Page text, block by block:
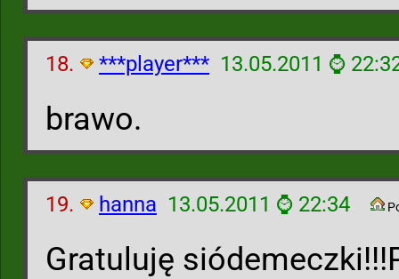
18. ***player*** 13.05.2011 ⌚
brawo.
19. hanna 13.05.2011 ⌚ 22:34
Gratuluję